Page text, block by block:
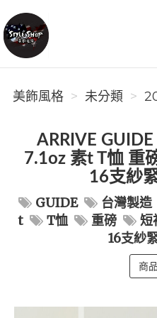
美飾風格
美飾風格 未分類
ARRIVE
7.1oz 素t T恤 重
16支紗
GUIDE 台灣製造
t
T恤 重磅 短
16支紗
商